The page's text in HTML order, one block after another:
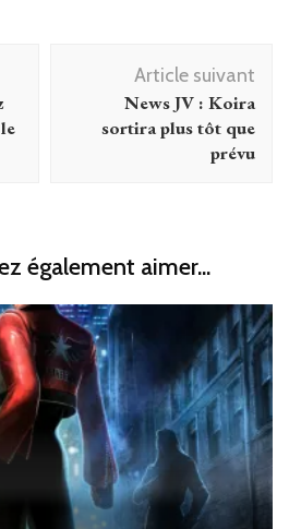
Article suivant
News JV : Koira
sortira plus tôt que
prévu
également aimer...